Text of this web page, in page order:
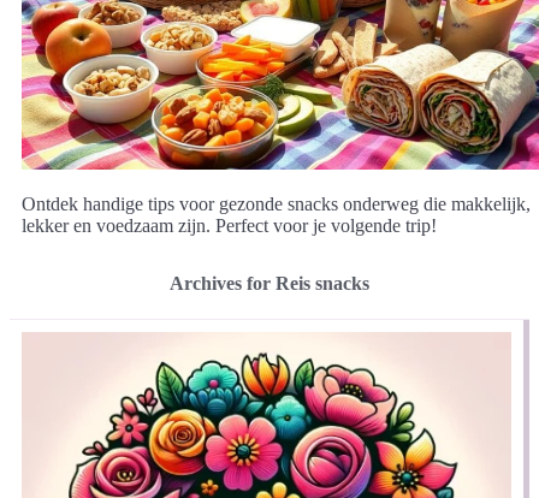
Ontdek handige tips voor gezonde snacks onderweg die makkelijk,
lekker en voedzaam zijn. Perfect voor je volgende trip!
Archives for Reis snacks